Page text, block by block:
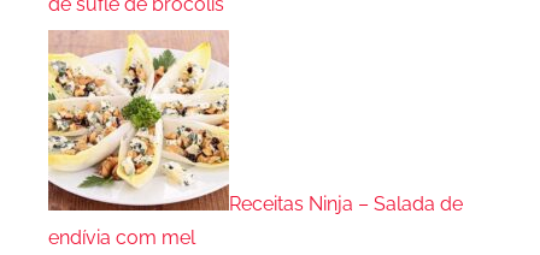
de suflê de brócolis
Receitas Ninja – Salada de
endívia com mel